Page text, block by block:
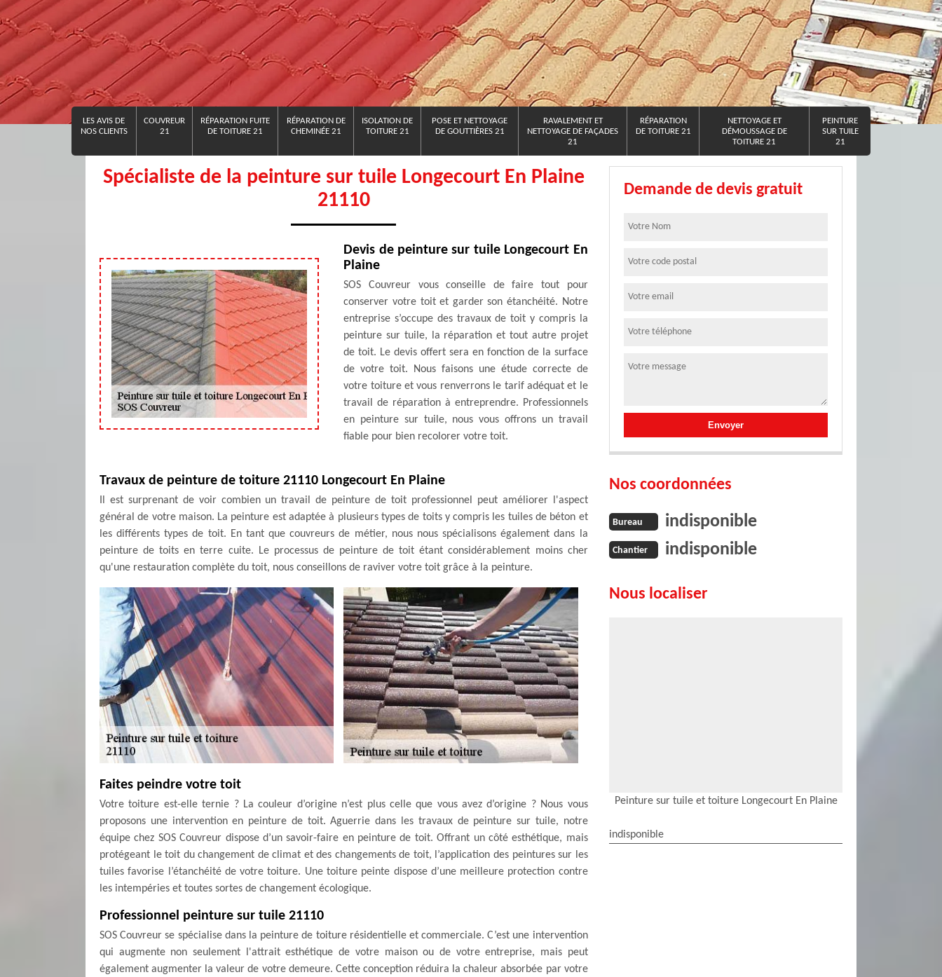
LES AVIS DE
NOS CLIENTS
COUVREUR
21
RÉPARATION FUITE
DE TOITURE 21
RÉPARATION DE
CHEMINÉE 21
ISOLATION DE
TOITURE 21
POSE ET NETTOYAGE
DE GOUTTIÈRES 21
RAVALEMENT ET
NETTOYAGE DE FAÇADES
21
RÉPARATION
DE TOITURE 21
NETTOYAGE ET
DÉMOUSSAGE DE
TOITURE 21
PEINTURE
SUR TUILE
21
Spécialiste de la peinture sur tuile Longecourt En Plaine
21110
Devis de peinture sur tuile Longecourt En
Plaine
SOS Couvreur vous conseille de faire tout pour
conserver votre toit et garder son étanchéité. Notre
entreprise s’occupe des travaux de toit y compris la
peinture sur tuile, la réparation et tout autre projet
de toit. Le devis offert sera en fonction de la surface
de votre toit. Nous faisons une étude correcte de
votre toiture et vous renverrons le tarif adéquat et le
travail de réparation à entreprendre. Professionnels
en peinture sur tuile, nous vous offrons un travail
fiable pour bien recolorer votre toit.
Travaux de peinture de toiture 21110 Longecourt En Plaine
Il est surprenant de voir combien un travail de peinture de toit professionnel peut améliorer l'aspect
général de votre maison. La peinture est adaptée à plusieurs types de toits y compris les tuiles de béton et
les différents types de toit. En tant que couvreurs de métier, nous nous spécialisons également dans la
peinture de toits en terre cuite. Le processus de peinture de toit étant considérablement moins cher
qu'une restauration complète du toit, nous conseillons de raviver votre toit grâce à la peinture.
Faites peindre votre toit
Votre toiture est-elle ternie ? La couleur d’origine n’est plus celle que vous avez d’origine ? Nous vous
proposons une intervention en peinture de toit. Aguerrie dans les travaux de peinture sur tuile, notre
équipe chez SOS Couvreur dispose d’un savoir-faire en peinture de toit. Offrant un côté esthétique, mais
protégeant le toit du changement de climat et des changements de toit, l’application des peintures sur les
tuiles favorise l’étanchéité de votre toiture. Une toiture peinte dispose d’une meilleure protection contre
les intempéries et toutes sortes de changement écologique.
Professionnel peinture sur tuile 21110
SOS Couvreur se spécialise dans la peinture de toiture résidentielle et commerciale. C’est une intervention
qui augmente non seulement l'attrait esthétique de votre maison ou de votre entreprise, mais peut
également augmenter la valeur de votre demeure. Cette conception réduira la chaleur absorbée par votre
Demande de devis gratuit
Nos coordonnées
Bureau indisponible
Chantier indisponible
Nous localiser
Peinture sur tuile et toiture Longecourt En Plaine
indisponible